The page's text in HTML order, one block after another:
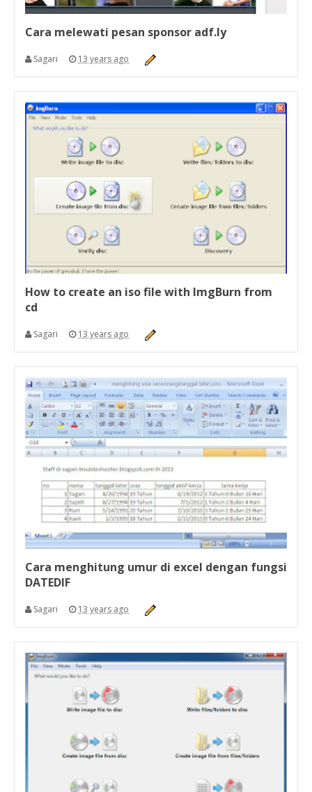
Cara melewati pesan sponsor adf.ly
Sagari 13 years ago
How to create an iso file with ImgBurn from
cd
Sagari 13 years ago
Cara menghitung umur di excel dengan fungsi
DATEDIF
Sagari 13 years ago